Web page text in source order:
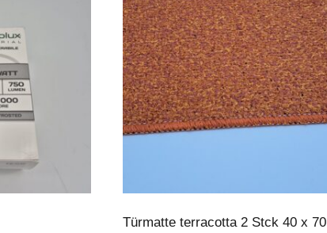
Türmatte terracotta 2 Stck 40 x 70